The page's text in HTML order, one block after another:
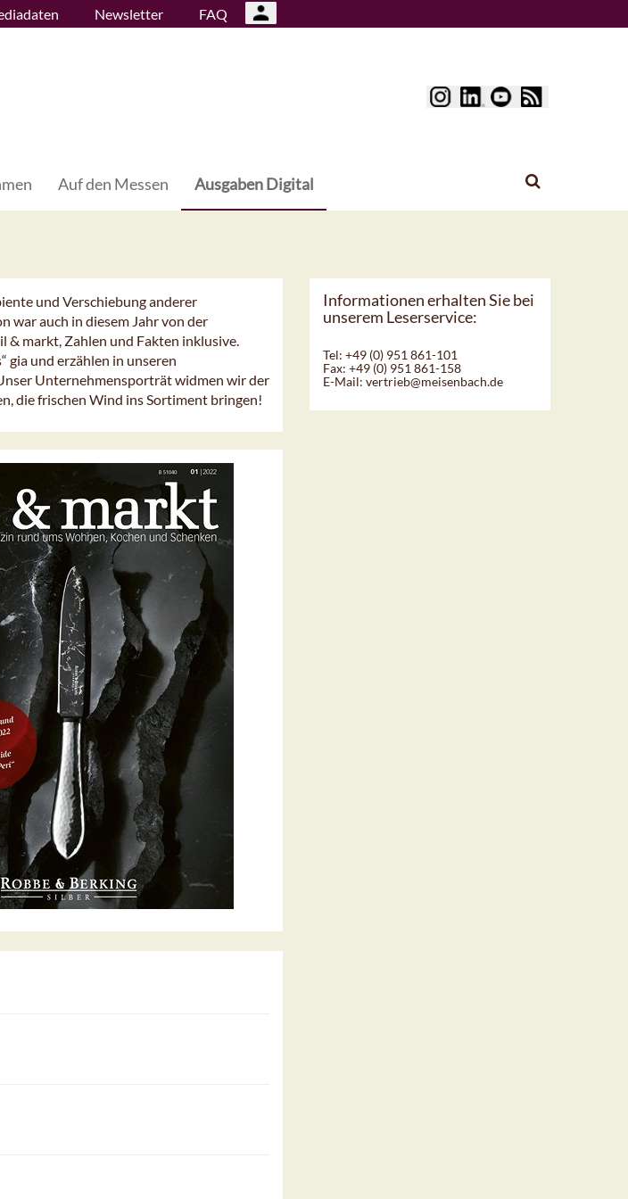
Newsletter FAQ
Auf den Messen Ausgaben Digital
und Verschiebung anderer
war auch in diesem Jahr von der
& markt, Zahlen und Fakten inklusive.
gia und erzählen in unseren
Unternehmensporträt widmen wir der
die frischen Wind ins Sortiment bringen!
Informationen erhalten Sie bei
unserem Leserservice:
Tel: +49 (0) 951 861-101
Fax: +49 (0) 951 861-158
E-Mail: vertrieb@meisenbach.de